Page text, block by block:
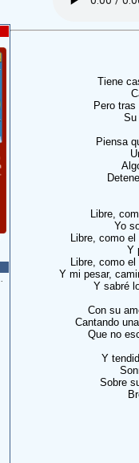
Tiene
Pero
Su
Piensa
Libre,
Yo
Libre, como
Y
Libre, como
Y mi pesar,
Y sabré
Con su
Cantando
Que no
Y
Sobre